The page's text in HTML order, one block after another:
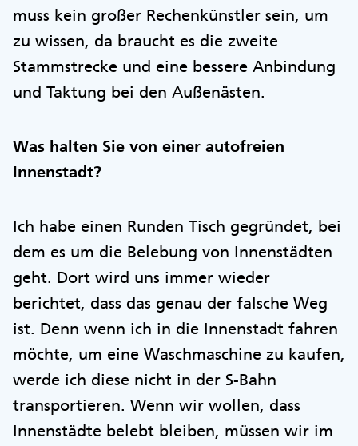
muss kein großer Rechenkünstler sein, um
zu wissen, da braucht es die zweite
Stammstrecke und eine bessere Anbindung
und Taktung bei den Außenästen.
Was halten Sie von einer autofreien
Innenstadt?
Ich habe einen Runden Tisch gegründet, bei
dem es um die Belebung von Innenstädten
geht. Dort wird uns immer wieder
berichtet, dass das genau der falsche Weg
ist. Denn wenn ich in die Innenstadt fahren
möchte, um eine Waschmaschine zu kaufen,
werde ich diese nicht in der S-Bahn
transportieren. Wenn wir wollen, dass
Innenstädte belebt bleiben, müssen wir im